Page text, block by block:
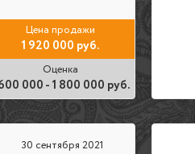
Цена продажи
1 920 000 руб.
Оценка
000 - 1 800 000 руб.
30 сентября 2021